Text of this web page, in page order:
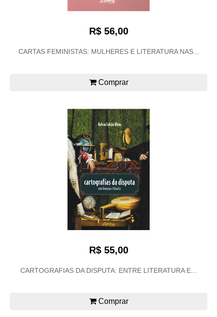
R$ 56,00
CARTAS FEMINISTAS: MULHERES E LITERATURA NAS...
Comprar
R$ 55,00
CARTOGRAFIAS DA DISPUTA: ENTRE LITERATURA E...
Comprar